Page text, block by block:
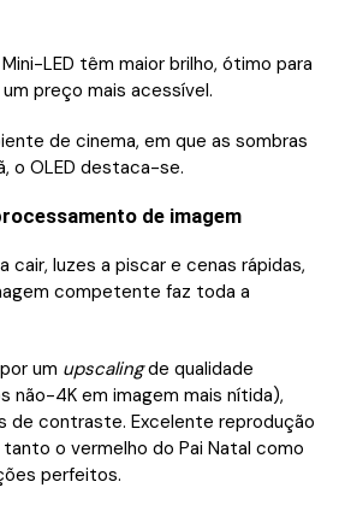
LED têm maior brilho, ótimo para
preço mais acessível.
de cinema, em que as sombras
o OLED destaca-se.
de imagem
cair, luzes a piscar e cenas rápidas,
competente faz toda a
um upscalingde qualidade
não-4K em imagem mais nítida),
de contraste. Excelente reprodução
o vermelho do Pai Natal como
perfeitos.